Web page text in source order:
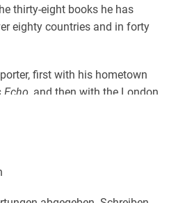
thirty-eight books he has
eighty countries and in forty
first with his hometown
and then with the London
with the publication of
Writers of America.